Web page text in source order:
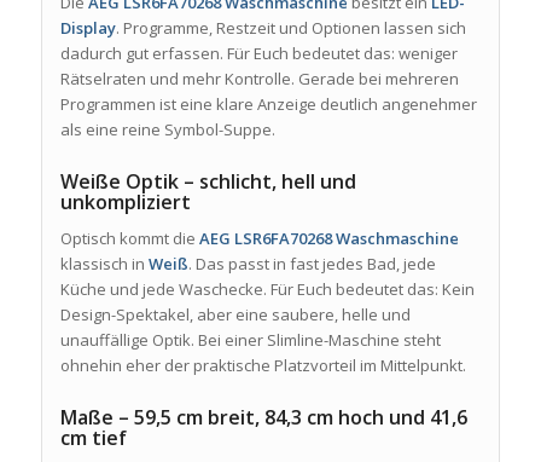
Display. Programme, Restzeit und Optionen lassen sich
dadurch gut erfassen. Für Euch bedeutet das: weniger
Rätselraten und mehr Kontrolle. Gerade bei mehreren
Programmen ist eine klare Anzeige deutlich angenehmer
als eine reine Symbol-Suppe.
Weiße Optik – schlicht, hell und
unkompliziert
Optisch kommt die AEG LSR6FA70268 Waschmaschine
klassisch in Weiß. Das passt in fast jedes Bad, jede
Küche und jede Waschecke. Für Euch bedeutet das: Kein
Design-Spektakel, aber eine saubere, helle und
unauffällige Optik. Bei einer Slimline-Maschine steht
ohnehin eher der praktische Platzvorteil im Mittelpunkt.
Maße – 59,5 cm breit, 84,3 cm hoch und 41,6
cm tief